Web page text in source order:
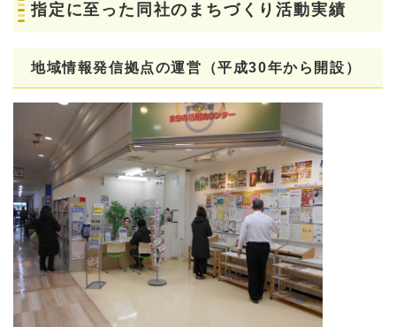
指定に至った同社のまちづくり活動実績
地域情報発信拠点の運営（平成30年から開設）